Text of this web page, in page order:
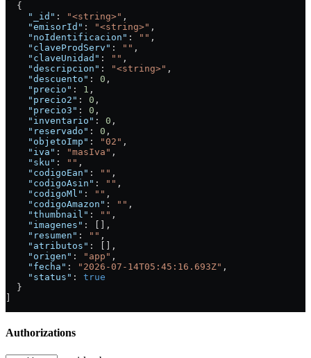
  {
    "_id"
: "<string>" ,
    "emisorId"
: "<string>" ,
    "noIdentificacion"
: "" ,
    "claveProdServ"
: "" ,
    "claveUnidad"
: "" ,
    "descripcion"
: "<string>" ,
    "descuento"
: 0 ,
    "precio"
: 1 ,
    "precio2"
: 0 ,
    "precio3"
: 0 ,
    "inventario"
: 0 ,
    "reservado"
: 0 ,
    "objetoImp"
: "02" ,
    "iva"
: "masIva" ,
    "sku"
: "" ,
    "codigoEan"
: "" ,
    "codigoAsin"
: "" ,
    "codigoMl"
: "" ,
    "codigoAmazon"
: "" ,
    "thumbnail"
: "" ,
    "imagenes"
: [],
    "resumen"
: "" ,
    "atributos"
: [],
    "origen"
: "app" ,
    "fecha"
: "2026-07-14T05:45:16.693Z" ,
    "status"
: true
  }
Authorizations